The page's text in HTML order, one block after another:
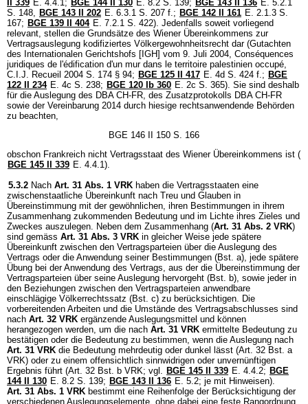
II 339 E. 4.4.1; BGE 144 II 130 E. 8.2 S. 139; BGE 143 II 136 E. 5.2.1
S. 148, BGE 143 II 202 E. 6.3.1 S. 207 f.; BGE 142 II 161 E. 2.1.3 S.
167; BGE 139 II 404 E. 7.2.1 S. 422). Jedenfalls soweit vorliegend
relevant, stellen die Grundsätze des Wiener Übereinkommens zur
Vertragsauslegung kodifiziertes Völkergewohnheitsrecht dar (Gutachten
des Internationalen Gerichtshofs [IGH] vom 9. Juli 2004, Conséquences
juridiques de l'édification d'un mur dans le territoire palestinien occupé,
C.I.J. Recueil 2004 S. 174 § 94; BGE 125 II 417 E. 4d S. 424 f.; BGE
122 II 234 E. 4c S. 238; BGE 120 Ib 360 E. 2c S. 365). Sie sind deshalb
für die Auslegung des DBA CH-FR, des Zusatzprotokolls DBA CH-FR
sowie der Vereinbarung 2014 durch hiesige rechtsanwendende Behörden
zu beachten,
BGE 146 II 150 S. 166
obschon Frankreich nicht Vertragsstaat des Wiener Übereinkommens ist (
BGE 145 II 339 E. 4.4.1).
5.3.2 Nach Art. 31 Abs. 1 VRK haben die Vertragsstaaten eine
zwischenstaatliche Übereinkunft nach Treu und Glauben in
Übereinstimmung mit der gewöhnlichen, ihren Bestimmungen in ihrem
Zusammenhang zukommenden Bedeutung und im Lichte ihres Zieles und
Zweckes auszulegen. Neben dem Zusammenhang (Art. 31 Abs. 2 VRK)
sind gemäss Art. 31 Abs. 3 VRK in gleicher Weise jede spätere
Übereinkunft zwischen den Vertragsparteien über die Auslegung des
Vertrags oder die Anwendung seiner Bestimmungen (Bst. a), jede spätere
Übung bei der Anwendung des Vertrags, aus der die Übereinstimmung der
Vertragsparteien über seine Auslegung hervorgeht (Bst. b), sowie jeder in
den Beziehungen zwischen den Vertragsparteien anwendbare
einschlägige Völkerrechtssatz (Bst. c) zu berücksichtigen. Die
vorbereitenden Arbeiten und die Umstände des Vertragsabschlusses sind
nach Art. 32 VRK ergänzende Auslegungsmittel und können
herangezogen werden, um die nach Art. 31 VRK ermittelte Bedeutung zu
bestätigen oder die Bedeutung zu bestimmen, wenn die Auslegung nach
Art. 31 VRK die Bedeutung mehrdeutig oder dunkel lässt (Art. 32 Bst. a
VRK) oder zu einem offensichtlich sinnwidrigen oder unvernünftigen
Ergebnis führt (Art. 32 Bst. b VRK; vgl. BGE 145 II 339 E. 4.4.2; BGE
144 II 130 E. 8.2 S. 139; BGE 143 II 136 E. 5.2; je mit Hinweisen).
Art. 31 Abs. 1 VRK bestimmt eine Reihenfolge der Berücksichtigung der
verschiedenen Auslegungselemente, ohne dabei eine feste Rangordnung